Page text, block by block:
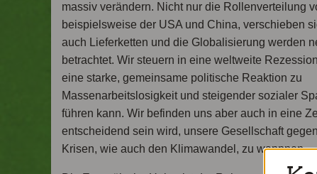
massiv verändern. Nicht nur die Rollenverteilung
beispielsweise der USA und China, verschieben
auch Lieferketten und die Globalisierung werden
betrachtet. Wir steuern in eine weltweite
eine starke, gemeinsame politische Reaktion zu
Massenarbeitslosigkeit und steigender sozialer
führen kann. Wir befinden uns aber auch in eine
entscheidend sein wird, unsere Gesellschaft
Krisen, wie auch den Klimawandel, zu wappnen.